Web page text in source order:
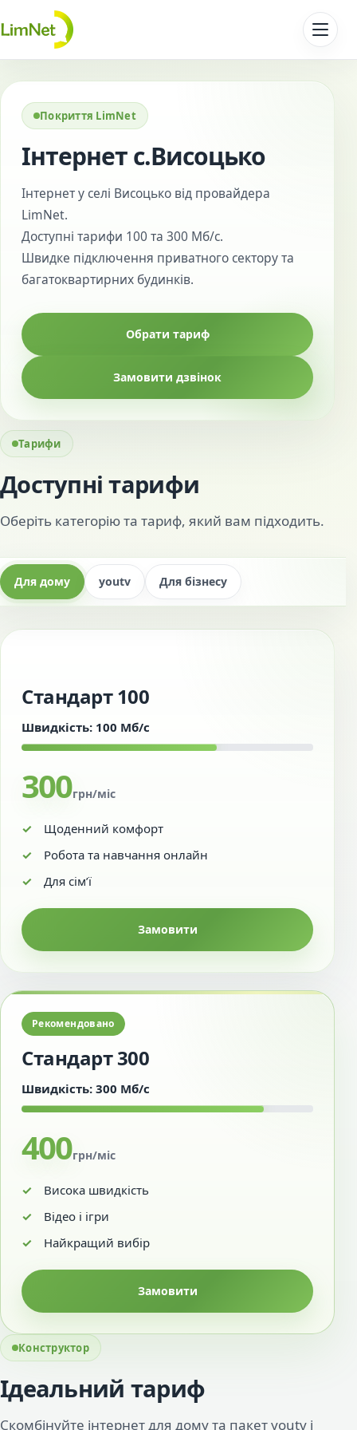
Перейти до контенту
Покриття LimNet
Інтернет с.Висоцько
Інтернет у селі Висоцько від провайдера
LimNet.
Доступні тарифи 100 та 300 Мб/с.
Швидке підключення приватного сектору та
багатоквартирних будинків.
Обрати тариф
Замовити дзвінок
Тарифи
Доступні тарифи
Оберіть категорію та тариф, який вам підходить.
Для дому youtv Для бізнесу
Стандарт 100
Швидкість: 100 Мб/с
300грн/міс
Щоденний комфорт
Робота та навчання онлайн
Для сім’ї
Замовити
Рекомендовано
Стандарт 300
Швидкість: 300 Мб/с
400грн/міс
Висока швидкість
Відео і ігри
Найкращий вибір
Замовити
Конструктор
Ідеальний тариф
Скомбінуйте інтернет для дому та пакет youtv і